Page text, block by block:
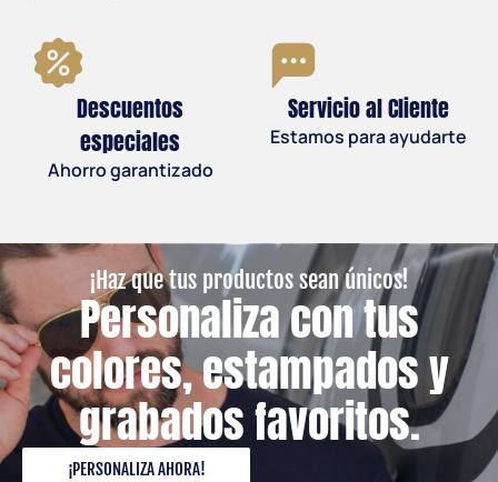
Descuentos
especiales
Ahorro garantizado
Servicio al Cliente
Estamos para ayudarte
¡Haz que tus productos sean únicos!
Personaliza con tus
colores, estampados y
grabados favoritos.
¡PERSONALIZA AHORA!